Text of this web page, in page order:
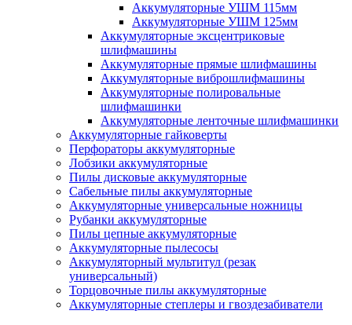
Аккумуляторные УШМ 115мм
Аккумуляторные УШМ 125мм
Аккумуляторные эксцентриковые
шлифмашины
Аккумуляторные прямые шлифмашины
Аккумуляторные виброшлифмашины
Аккумуляторные полировальные
шлифмашинки
Аккумуляторные ленточные шлифмашинки
Аккумуляторные гайковерты
Перфораторы аккумуляторные
Лобзики аккумуляторные
Пилы дисковые аккумуляторные
Сабельные пилы аккумуляторные
Аккумуляторные универсальные ножницы
Рубанки аккумуляторные
Пилы цепные аккумуляторные
Аккумуляторные пылесосы
Аккумуляторный мультитул (резак
универсальный)
Торцовочные пилы аккумуляторные
Аккумуляторные степлеры и гвоздезабиватели